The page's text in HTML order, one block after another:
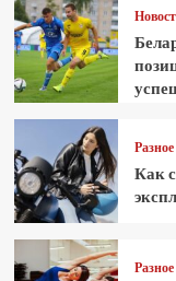
Разное
Как
Разное